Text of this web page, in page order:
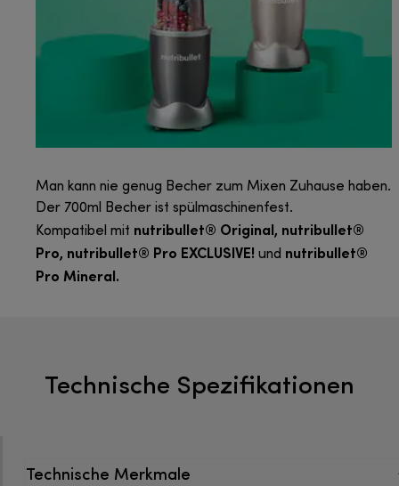
Man kann nie genug Becher zum Mixen Zuhause haben.
Der 700ml Becher ist spülmaschinenfest.
Kompatibel mit nutribullet® Original, nutribullet®
Pro, nutribullet® Pro EXCLUSIVE! und nutribullet®
Pro Mineral.
Technische Spezifikationen
Technische Merkmale